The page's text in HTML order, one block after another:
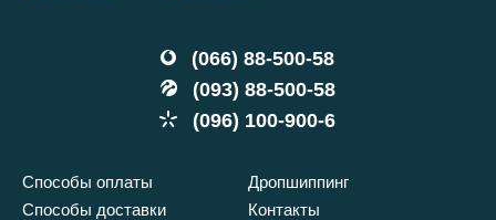
(066) 88-500-58
(093) 88-500-58
(096) 100-900-6
Способы оплаты
Способы доставки
Дропшиппинг
Контакты